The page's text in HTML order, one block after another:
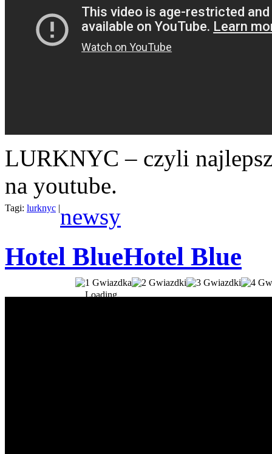
LURKNYC – czyli
na youtube.
Tagi: lurknyc |newsy
Hotel BlueHotel Blue
Loading...